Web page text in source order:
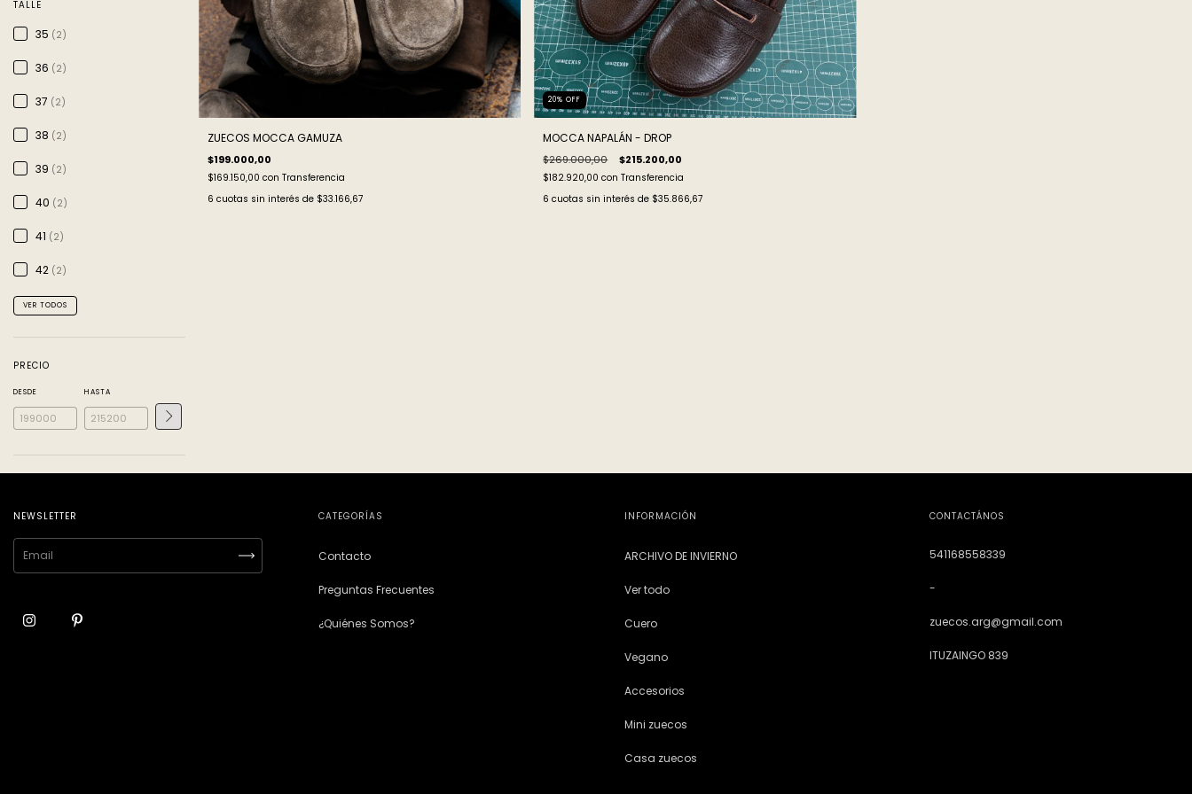
TALLE
35 (2)
36 (2)
37 (2)
38 (2)
39 (2)
40 (2)
41 (2)
42 (2)
VER TODOS
PRECIO
DESDE HASTA
ZUECOS MOCCA GAMUZA
$199.000,00
$169.150,00 con Transferencia
6 cuotas sin interés de $33.166,67
20%OFF
MOCCA NAPALÁN - DROP
$269.000,00 $215.200,00
$182.920,00con Transferencia
6 cuotas sin interés de $35.866,67
NEWSLETTER CATEGORÍAS
Contacto
Preguntas Frecuentes
¿Quiénes Somos?
INFORMACIÓN
ARCHIVO DE INVIERNO
Ver todo
Cuero
Vegano
Accesorios
Mini zuecos
Casa zuecos
CONTACTÁNOS
541168558339
-
zuecos.arg@gmail.com
ITUZAINGO 839